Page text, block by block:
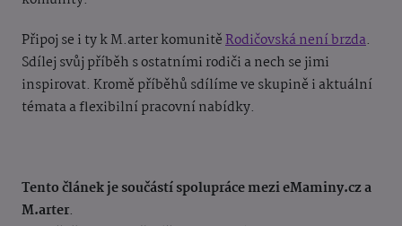
Připoj se i ty k M.arter komunitěRodičovská není brzda.
Sdílej svůj příběh s ostatními rodiči a nech se jimi
inspirovat. Kromě příběhů sdílíme ve skupině i aktuální
témata a flexibilní pracovní nabídky.
Tento článek je součástí spolupráce mezi eMaminy.cz a
M.arter.